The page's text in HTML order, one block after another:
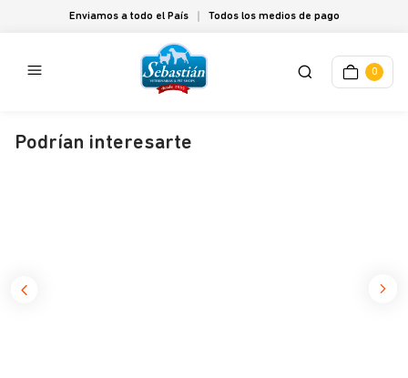
Enviamos a todo el País Todos los medios de pago
0
Podrían interesarte